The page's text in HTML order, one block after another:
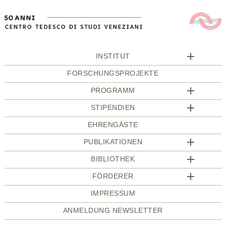
INSTITUT
FORSCHUNGSPROJEKTE
PROGRAMM
STIPENDIEN
EHRENGÄSTE
PUBLIKATIONEN
BIBLIOTHEK
FÖRDERER
IMPRESSUM
ANMELDUNG NEWSLETTER